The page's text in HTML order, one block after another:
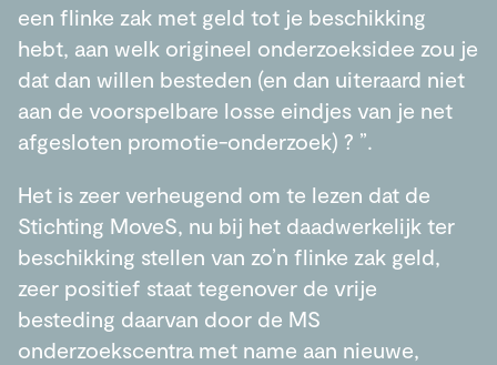
een flinke zak met geld tot je beschikking
hebt, aan welk origineel onderzoeksidee zou je
dat dan willen besteden (en dan uiteraard niet
aan de voorspelbare losse eindjes van je net
afgesloten promotie-onderzoek) ? ”.
Het is zeer verheugend om te lezen dat de
Stichting MoveS, nu bij het daadwerkelijk ter
beschikking stellen van zo’n flinke zak geld,
zeer positief staat tegenover de vrije
besteding daarvan door de MS
onderzoekscentra met name aan nieuwe,